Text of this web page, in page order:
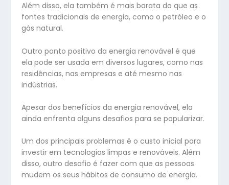
Além disso, ela também é mais barata do que as
fontes tradicionais de energia, como o petróleo e o
gás natural.
Outro ponto positivo da energia renovável é que
ela pode ser usada em diversos lugares, como nas
residências, nas empresas e até mesmo nas
indústrias.
Apesar dos benefícios da energia renovável, ela
ainda enfrenta alguns desafios para se popularizar.
Um dos principais problemas é o custo inicial para
investir em tecnologias limpas e renováveis. Além
disso, outro desafio é fazer com que as pessoas
mudem os seus hábitos de consumo de energia.